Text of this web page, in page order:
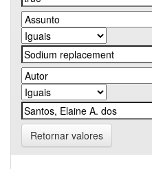
Retornar valores